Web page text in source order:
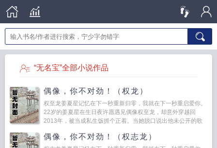
“无名宝”全部小说作品
偶像，你不对劲！（权龙）
权至龙姜夏星记忆在下一秒重新归零，我就在下一秒重启爱你。
22岁的姜夏星在生日夜许愿遇见偶像权至龙，却意外穿越回
2013年，被当成私生饭抓个正着。当她脱口说出他未公开的歌
偶像，你不对劲！（权志龙）